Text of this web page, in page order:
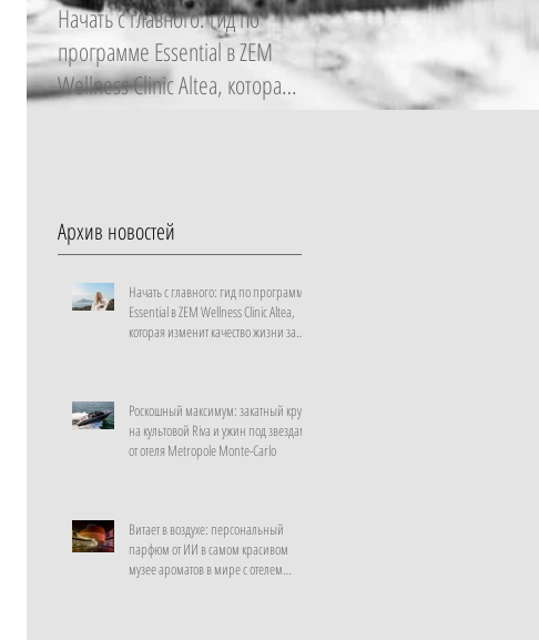
Начать с главного: гид по
программе Essential в ZEM
Wellness Clinic Altea, которая
Роскошный максимум:
закатный круиз на культовой
Riva и ужин под звездами от
отеля Metropole Monte-Carlo
Архив новостей
Начать с главного: гид по программе
Essential в ZEM Wellness Clinic Altea,
которая изменит качество жизни за
Роскошный максимум: закатный круиз
на культовой Riva и ужин под звездами
от отеля Metropole Monte-Carlo
Витает в воздухе: персональный
парфюм от ИИ в самом красивом
музее ароматов в мире с отелем